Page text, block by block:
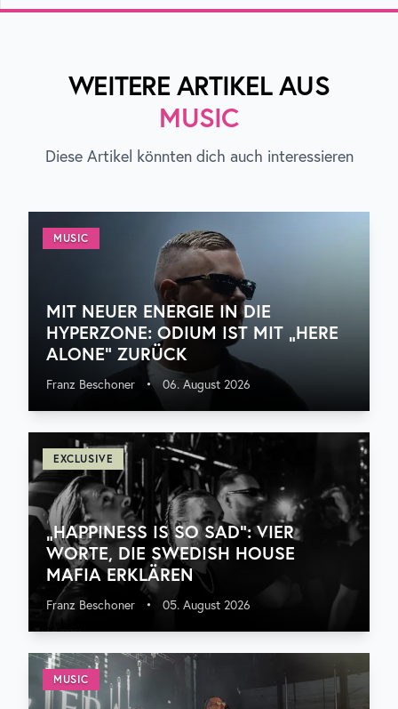
WEITERE ARTIKEL AUS
MUSIC
Diese Artikel könnten dich auch interessieren
MUSIC
MIT NEUER ENERGIE IN DIE
HYPERZONE: ODIUM IST MIT „HERE
ALONE“ ZURÜCK
Franz Beschoner • 06. August 2026
EXCLUSIVE
„HAPPINESS IS SO SAD“: VIER
WORTE, DIE SWEDISH HOUSE
MAFIA ERKLÄREN
Franz Beschoner • 05. August 2026
MUSIC